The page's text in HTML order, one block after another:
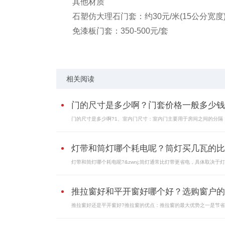
‌其他材质‌
石塑仿大理石门套‌：约30元/米(15公分宽度
‌免漆板门套‌：350-500元/套
相关阅读
门的尺寸是多少啊？门套价格一般多少
门的尺寸是多少啊?1、室内门尺寸：室内门主要用于房间之间的分隔
灯带和筒灯哪个耗电呢？筒灯买几瓦的
灯带和筒灯哪个耗电呢?&zwnj;筒灯通常比灯带更省电，具体取决于灯
推拉窗好和平开窗好哪个好？选购窗户
推拉窗好还是平开窗好?推拉窗的优点：推拉窗的最大优势之一是节省